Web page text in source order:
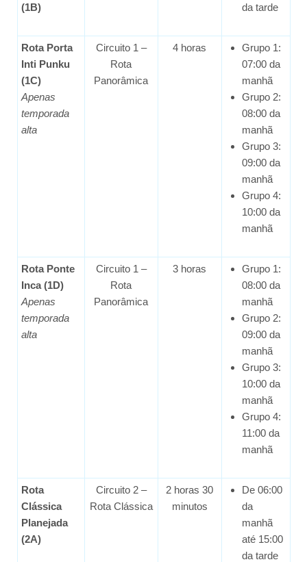
(1B)
da tarde
Rota Porta
Inti Punku
(1C)
Apenas
temporada
alta
Circuito 1 –
Rota
Panorâmica
4 horas
Grupo 1:
07:00 da
manhã
Grupo 2:
08:00 da
manhã
Grupo 3:
09:00 da
manhã
Grupo 4:
10:00 da
manhã
Rota Ponte
Inca (1D)
Apenas
temporada
alta
Circuito 1 –
Rota
Panorâmica
3 horas
Grupo 1:
08:00 da
manhã
Grupo 2:
09:00 da
manhã
Grupo 3:
10:00 da
manhã
Grupo 4:
11:00 da
manhã
Rota
Clássica
Planejada
(2A)
Circuito 2 –
Rota Clássica
2 horas 30
minutos
De 06:00
da
manhã
até 15:00
da tarde